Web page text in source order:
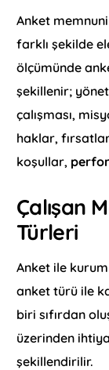
Anket
farklı şekilde
ölçümünde
şekillenir;
çalışması,
haklar,
koşullar,
Çalışan
Türleri
Anket ile
anket türü ile
biri sıfırdan
üzerinden
şekillendirilir.